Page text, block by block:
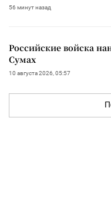
56 минут назад
Российские войска
Сумах
10 августа 2026, 05:57